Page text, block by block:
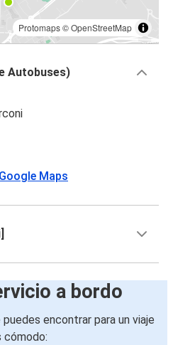
Protomaps©OpenStreetMap
Autobuses)
Maps
a bordo
encontrar para un viaje
cómodo: